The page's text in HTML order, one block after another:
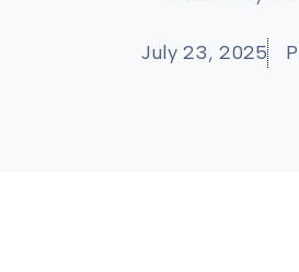
July 23, 2025